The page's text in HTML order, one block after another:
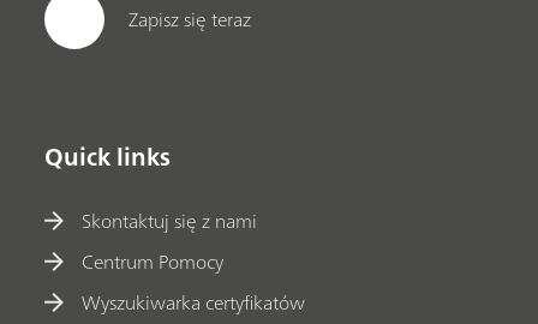
Zapisz się teraz
Quick links
Skontaktuj się z nami
Centrum Pomocy
Wyszukiwarka certyfikatów